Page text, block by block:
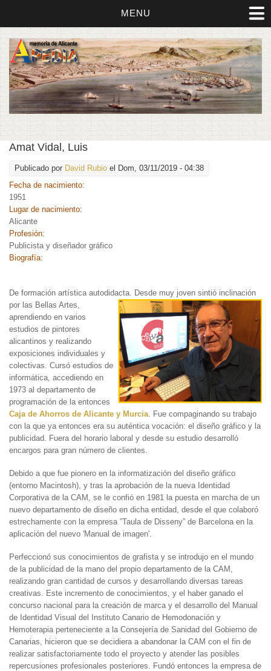
MENU
Amat Vidal, Luis
Publicado por David Rubio el Dom, 03/11/2019 - 04:38
Fecha de nacimiento:
1951
Lugar de nacimiento:
Alicante
Profesión:
Publicista y diseñador gráfico
Biografía:
De formación artística autodidacta. Desde muy joven sintió inclinación
por las Bellas Artes,
aprendiendo en varios
estudios de pintores
alicantinos y realizando
exposiciones individuales y
colectivas. Cursó estudios de
informática, accediendo en
1973 al departamento de
programación de la entonces
Caja de Ahorros de Alicante y Murcia . Fue compaginando su trabajo
con la que ya entonces era su auténtica vocación: el diseño gráfico y la
publicidad. Fuera del horario laboral y desde su estudio desarrolló
encargos para gran número de clientes.
Debido a que fue pionero en la informatización del diseño gráfico
(entorno Macintosh), y tras la aprobación de la nueva Identidad
Corporativa de la CAM, se le confió en 1981 la puesta en marcha de un
nuevo departamento de diseño en dicha entidad, desde el que colaboró
estrechamente con la empresa ”Taula de Disseny” de Barcelona en la
aplicación del nuevo 'Manual de imagen'.
Perfeccionó sus conocimientos de grafista y se introdujo en el mundo
de la publicidad de la mano del propio departamento de la CAM,
realizando gran cantidad de cursos y desarrollando diversas tareas
creativas. Este incremento de conocimientos, y el haber ganado el
concurso nacional para la creación de marca y el desarrollo del Manual
de Identidad Visual del Instituto Canario de Hemodonación y
Hemoterapia perteneciente a la Consejería de Sanidad del Gobierno de
Canarias, hicieron que se decidiera a abandonar la CAM con el fin de
realizar satisfactoriamente todo el proyecto y atender las posibles
repercusiones profesionales posteriores. Fundó entonces la empresa de